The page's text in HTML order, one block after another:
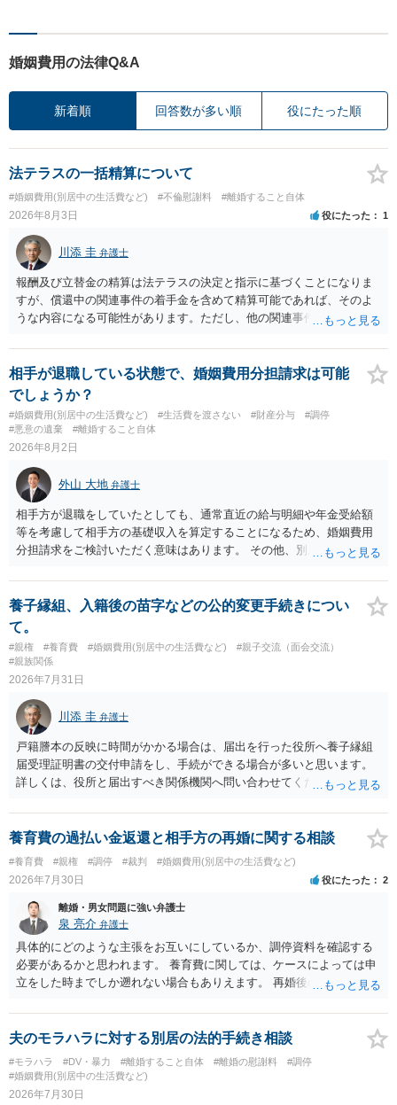
婚姻費用の法律Q&A
新着順 回答数が多い順 役にたった順
法テラスの一括精算について
#婚姻費用(別居中の生活費など) #不倫慰謝料 #離婚すること自体
2026年8月3日 役にたった 1
川添 圭 弁護士
報酬及び立替金の精算は法テラスの決定と指示に基づくことになりま
すが、償還中の関連事件の着手金を含めて精算可能であれば、そのよ
うな内容になる可能性があります。ただし、他の関連事件でも相手方
情によって対応が違いますので、法テラスへお尋ねいただいた方が確
実です。
相手が退職している状態で、婚姻費用分担請求は可能
でしょうか？
#婚姻費用(別居中の生活費など) #生活費を渡さない #財産分与
#調停
#悪意の遺棄
#離婚すること自体
2026年8月2日
外山 大地 弁護士
相手方が退職をしていたとしても、通常直近の給与明細や年金受給額
等を考慮して相手方の基礎収入を算定することになるため、婚姻費用
分担請求をご検討いただく意味はあります。 その他、別居の経緯、質
て、ご検討いただくのが良いかと思います。
養子縁組、入籍後の苗字などの公的変更手続きについ
て。
#親権 #養育費 #婚姻費用(別居中の生活費など)
#親子交流（面会交流）
#親族関係
2026年7月31日
川添 圭 弁護士
戸籍謄本の反映に時間がかかる場合は、届出を行った役所へ養子縁組
届受理証明書の交付申請をし、手続ができる場合が多いと思います。
詳しくは、役所と届出すべき関係機関へ問い合わせてください。
養育費の過払い金返還と相手方の再婚に関する相談
#養育費 #親権 #調停 #裁判 #婚姻費用(別居中の生活費など)
2026年7月30日 役にたった 2
離婚・男女問題に強い弁護士
泉 亮介 弁護士
具体的にどのような主張をお互いにしているか、調停資料を確認する
必要があるかと思われます。 養育費に関しては、ケースによっては申
立をした時までしか遡れない場合もありえます。 再婚後の相手方の行
養育費に関するやりとり等があればそちらについても確認する必要が
あるでしょう。 公開相談の場での回答よりも個別に弁護士にご相談さ
夫のモラハラに対する別居の法的手続き相談
#モラハラ #DV・暴力 #離婚すること自体 #離婚の慰謝料
#調停
#婚姻費用(別居中の生活費など)
2026年7月30日